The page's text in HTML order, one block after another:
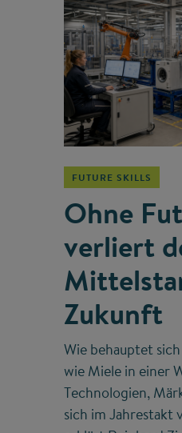
FUTURE SKILLS
Ohne
verliert
Zukunft
Wie behauptet
wie Miele in einer
Technologien,
sich im Jahrestakt